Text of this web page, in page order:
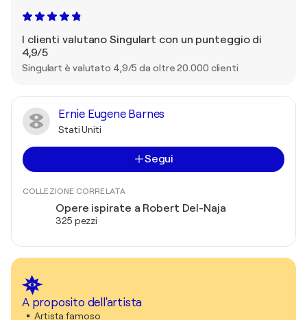
I clienti valutano Singulart con un punteggio di
4,9/5
Singulart è valutato 4,9/5 da oltre 20.000 clienti
Ernie Eugene Barnes
Stati Uniti
Segui
COLLEZIONE CORRELATA
Opere ispirate a Robert Del-Naja
325 pezzi
A proposito dell'artista
Artista famoso